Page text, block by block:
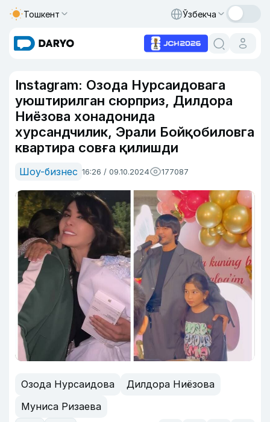
Тошкент Ўзбекча
Instagram: Озода Нурсаидовага
уюштирилган сюрприз, Дилдора
Ниёзова хонадонида
хурсандчилик, Эрали Бойқобиловга
квартира совға қилишди
Шоу-бизнес 16:26 / 09.10.2024 177087
Озода Нурсаидова
Дилдора Ниёзова
Муниса Ризаева